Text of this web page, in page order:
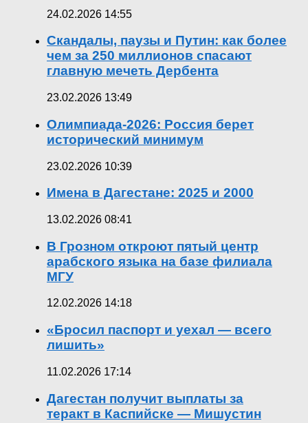
24.02.2026 14:55
Скандалы, паузы и Путин: как более
чем за 250 миллионов спасают
главную мечеть Дербента
23.02.2026 13:49
Олимпиада-2026: Россия берет
исторический минимум
23.02.2026 10:39
Имена в Дагестане: 2025 и 2000
13.02.2026 08:41
В Грозном откроют пятый центр
арабского языка на базе филиала
МГУ
12.02.2026 14:18
«Бросил паспорт и уехал — всего
лишить»
11.02.2026 17:14
Дагестан получит выплаты за
теракт в Каспийске — Мишустин